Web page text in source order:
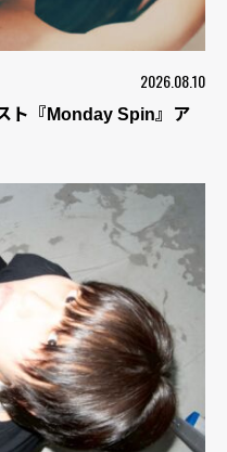
2026.08.10
ト『Monday Spin』ア